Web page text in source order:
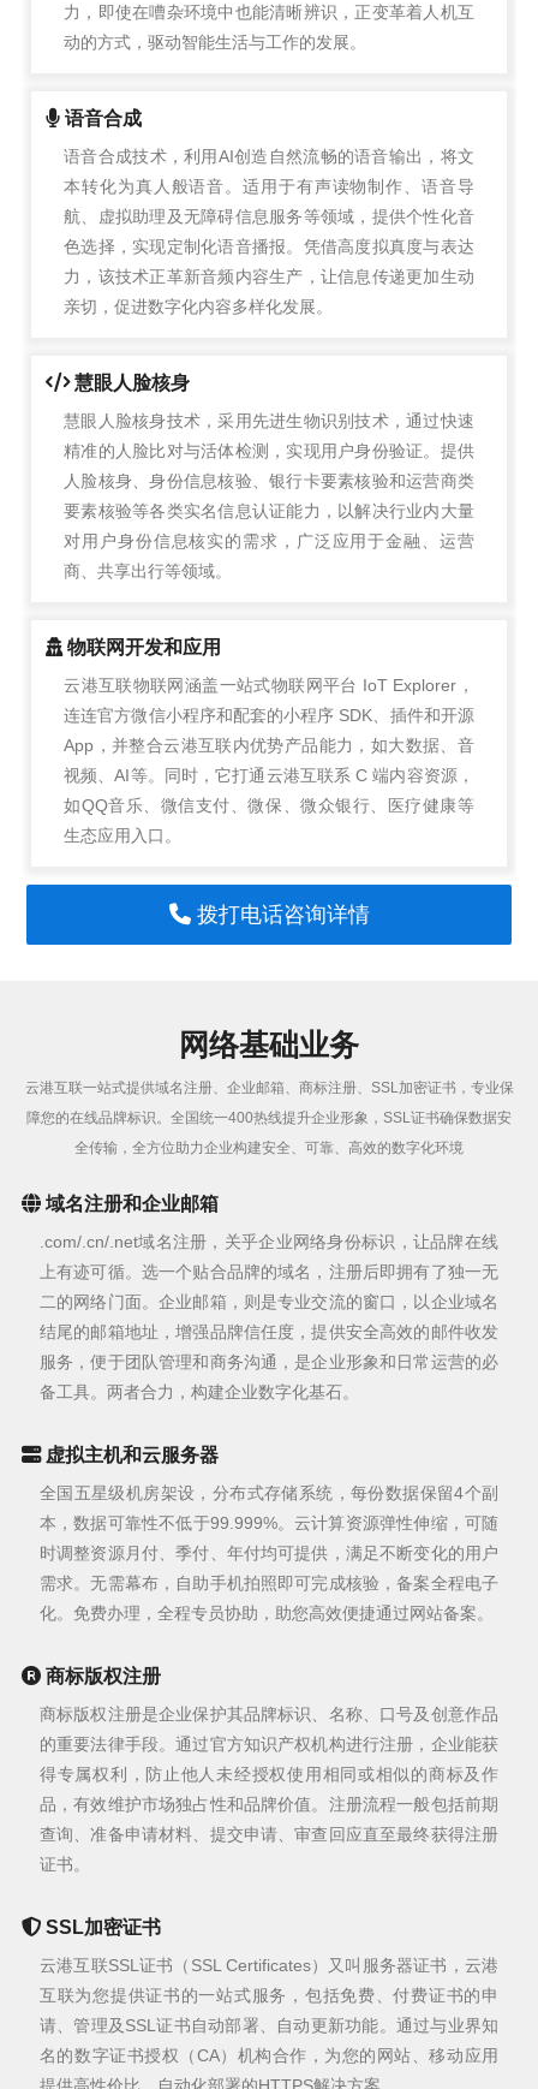
力，即使在嘈杂环境中也能清晰辨识，正变革着人机互
动的方式，驱动智能生活与工作的发展。
语音合成
语音合成技术，利用AI创造自然流畅的语音输出，将文
本转化为真人般语音。适用于有声读物制作、语音导
航、虚拟助理及无障碍信息服务等领域，提供个性化音
色选择，实现定制化语音播报。凭借高度拟真度与表达
力，该技术正革新音频内容生产，让信息传递更加生动
亲切，促进数字化内容多样化发展。
慧眼人脸核身
慧眼人脸核身技术，采用先进生物识别技术，通过快速
精准的人脸比对与活体检测，实现用户身份验证。提供
人脸核身、身份信息核验、银行卡要素核验和运营商类
要素核验等各类实名信息认证能力，以解决行业内大量
对用户身份信息核实的需求，广泛应用于金融、运营
商、共享出行等领域。
物联网开发和应用
云港互联物联网涵盖一站式物联网平台 IoT Explorer，
连连官方微信小程序和配套的小程序 SDK、插件和开源
App，并整合云港互联内优势产品能力，如大数据、音
视频、AI等。同时，它打通云港互联系 C 端内容资源，
如QQ音乐、微信支付、微保、微众银行、医疗健康等
生态应用入口。
拨打电话咨询详情
网络基础业务
云港互联一站式提供域名注册、企业邮箱、商标注册、SSL加密证书，专业保
障您的在线品牌标识。全国统一400热线提升企业形象，SSL证书确保数据安
全传输，全方位助力企业构建安全、可靠、高效的数字化环境
域名注册和企业邮箱
.com/.cn/.net域名注册，关乎企业网络身份标识，让品牌在线
上有迹可循。选一个贴合品牌的域名，注册后即拥有了独一无
二的网络门面。企业邮箱，则是专业交流的窗口，以企业域名
结尾的邮箱地址，增强品牌信任度，提供安全高效的邮件收发
服务，便于团队管理和商务沟通，是企业形象和日常运营的必
备工具。两者合力，构建企业数字化基石。
虚拟主机和云服务器
全国五星级机房架设，分布式存储系统，每份数据保留4个副
本，数据可靠性不低于99.999%。云计算资源弹性伸缩，可随
时调整资源月付、季付、年付均可提供，满足不断变化的用户
需求。无需幕布，自助手机拍照即可完成核验，备案全程电子
化。免费办理，全程专员协助，助您高效便捷通过网站备案。
商标版权注册
商标版权注册是企业保护其品牌标识、名称、口号及创意作品
的重要法律手段。通过官方知识产权机构进行注册，企业能获
得专属权利，防止他人未经授权使用相同或相似的商标及作
品，有效维护市场独占性和品牌价值。注册流程一般包括前期
查询、准备申请材料、提交申请、审查回应直至最终获得注册
证书。
SSL加密证书
云港互联SSL证书（SSL Certificates）又叫服务器证书，云港
互联为您提供证书的一站式服务，包括免费、付费证书的申
请、管理及SSL证书自动部署、自动更新功能。通过与业界知
名的数字证书授权（CA）机构合作，为您的网站、移动应用